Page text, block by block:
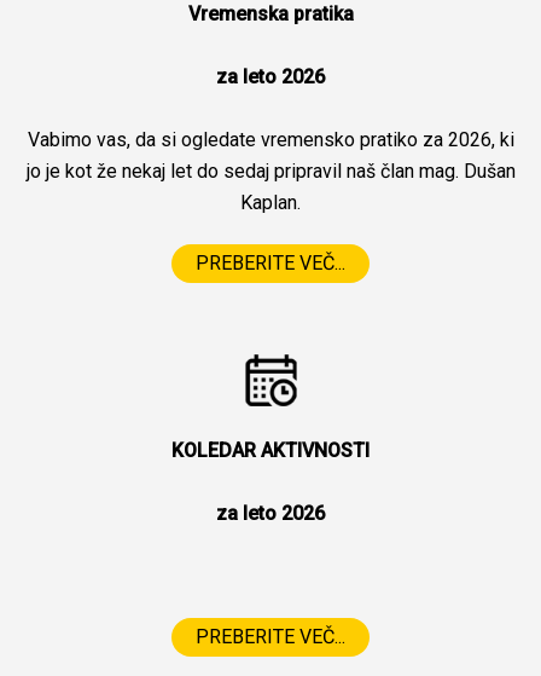
Vremenska pratika
za leto 2026
Vabimo vas, da si ogledate vremensko pratiko za 2026, ki
jo je kot že nekaj let do sedaj pripravil naš član mag. Dušan
Kaplan.
PREBERITE VEČ...
KOLEDAR AKTIVNOSTI
za leto 2026
PREBERITE VEČ...